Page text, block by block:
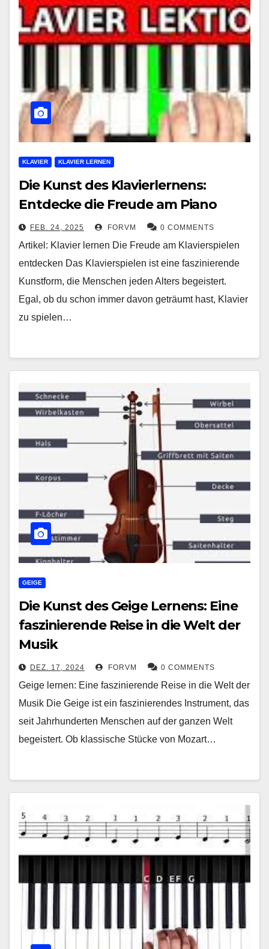
KLAVIER KLAVIER LERNEN
Die Kunst des Klavierlernens:
Entdecke die Freude am Piano
FEB. 24, 2025 FORVM 0 COMMENTS
Artikel: Klavier lernen Die Freude am Klavierspielen
entdecken Das Klavierspielen ist eine faszinierende
Kunstform, die Menschen jeden Alters begeistert.
Egal, ob du schon immer davon geträumt hast, Klavier
zu spielen…
GEIGE
Die Kunst des Geige Lernens: Eine
faszinierende Reise in die Welt der
Musik
DEZ. 17, 2024 FORVM 0 COMMENTS
Geige lernen: Eine faszinierende Reise in die Welt der
Musik Die Geige ist ein faszinierendes Instrument, das
seit Jahrhunderten Menschen auf der ganzen Welt
begeistert. Ob klassische Stücke von Mozart…